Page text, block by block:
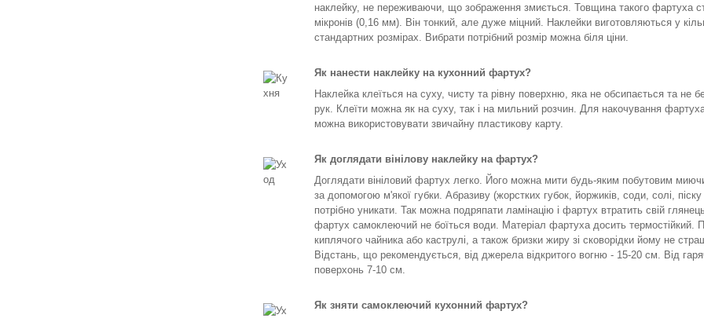
наклейку, не переживаючи, що зображення змиється. Товщина такого фартуха
мікронів (0,16 мм). Він тонкий, але дуже міцний. Наклейки виготовляються у
стандартних розмірах. Вибрати потрібний розмір можна біля ціни.
Як нанести наклейку на кухонний фартух?
Наклейка клеїться на суху, чисту та рівну поверхню, яка не обсипається та не
рук. Клеїти можна як на суху, так і на мильний розчин. Для накочування
можна використовувати звичайну пластикову карту.
Як доглядати вінілову наклейку на фартух?
Доглядати вініловий фартух легко. Його можна мити будь-яким побутовим
за допомогою м'якої губки. Абразиву (жорстких губок, йоржиків, соди, солі,
потрібно уникати. Так можна подряпати ламінацію і фартух втратить свій
фартух самоклеючий не боїться води. Матеріал фартуха досить термостійкий.
киплячого чайника або каструлі, а також бризки жиру зі сковорідки йому не
Відстань, що рекомендується, від джерела відкритого вогню - 15-20 см. Від
поверхонь 7-10 см.
Як зняти самоклеючий кухонний фартух?